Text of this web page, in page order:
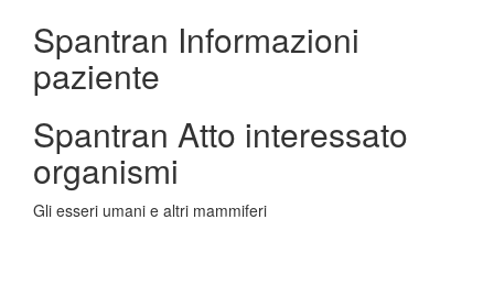
Spantran Informazioni
paziente
Spantran Atto interessato
organismi
Gli esseri umani e altri mammiferi